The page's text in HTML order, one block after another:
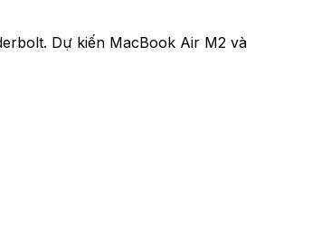
Dự kiến MacBook Air M2 và